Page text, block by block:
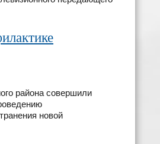
района совершили
новой